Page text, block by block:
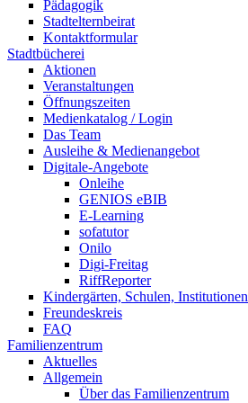
Pädagogik
Stadtelternbeirat
Kontaktformular
Stadtbücherei
Aktionen
Veranstaltungen
Öffnungszeiten
Medienkatalog / Login
Das Team
Ausleihe & Medienangebot
Digitale-Angebote
Onleihe
GENIOS eBIB
E-Learning
sofatutor
Onilo
Digi-Freitag
RiffReporter
Kindergärten, Schulen, Institutionen
Freundeskreis
FAQ
Familienzentrum
Aktuelles
Allgemein
Über das Familienzentrum